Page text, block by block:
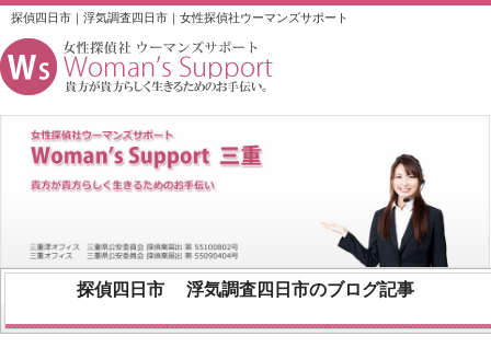
探偵四日市｜浮気調査四日市｜女性探偵社ウーマンズサポート
探偵四日市 浮気調査四日市のブログ記事